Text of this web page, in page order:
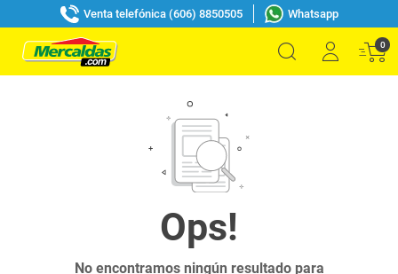
Venta telefónica (606) 8850505 Whatsapp
0
No encontramos ningún resultado para